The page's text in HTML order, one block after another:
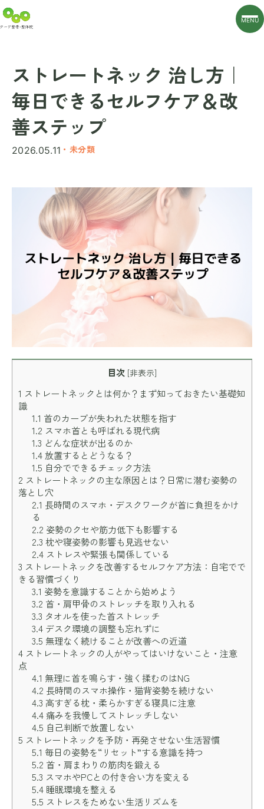
MENU
ストレートネック 治し方｜
毎日できるセルフケア＆改
善ステップ
2026.05.11 ・未分類
目次 [非表示]
1 ストレートネックとは何か？まず知っておきたい基礎知
識
1.1 首のカーブが失われた状態を指す
1.2 スマホ首とも呼ばれる現代病
1.3 どんな症状が出るのか
1.4放置するとどうなる？
1.5 自分でできるチェック方法
2 ストレートネックの主な原因とは？日常に潜む姿勢の
落とし穴
2.1 長時間のスマホ・デスクワークが首に負担をかけ
る
2.2 姿勢のクセや筋力低下も影響する
2.3 枕や寝姿勢の影響も見逃せない
2.4ストレスや緊張も関係している
3 ストレートネックを改善するセルフケア方法：自宅でで
きる習慣づくり
3.1 姿勢を意識することから始めよう
3.2 首・肩甲骨のストレッチを取り入れる
3.3 タオルを使った首ストレッチ
3.4デスク環境の調整も忘れずに
3.5 無理なく続けることが改善への近道
4 ストレートネックの人がやってはいけないこと・注意
点
4.1 無理に首を鳴らす・強く揉むのはNG
4.2 長時間のスマホ操作・猫背姿勢を続けない
4.3 高すぎる枕・柔らかすぎる寝具に注意
4.4痛みを我慢してストレッチしない
4.5 自己判断で放置しない
5 ストレートネックを予防・再発させない生活習慣
5.1 毎日の姿勢を“リセット”する意識を持つ
5.2 首・肩まわりの筋肉を鍛える
5.3 スマホやPCとの付き合い方を変える
5.4睡眠環境を整える
5.5 ストレスをためない生活リズムを